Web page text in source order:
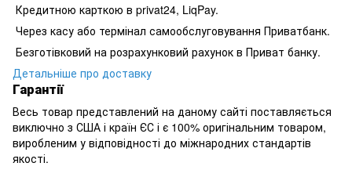
Кредитною карткою в privat24, LiqPay.
Через касу або термінал самообслуговування Приватбанк.
Безготівковий на розрахунковий рахунок в Приват банку.
Детальніше про доставку
Гарантії
Весь товар представлений на даному сайті поставляється
виключно з США і країн ЄС і є 100% оригінальним товаром,
виробленим у відповідності до міжнародних стандартів
якості.